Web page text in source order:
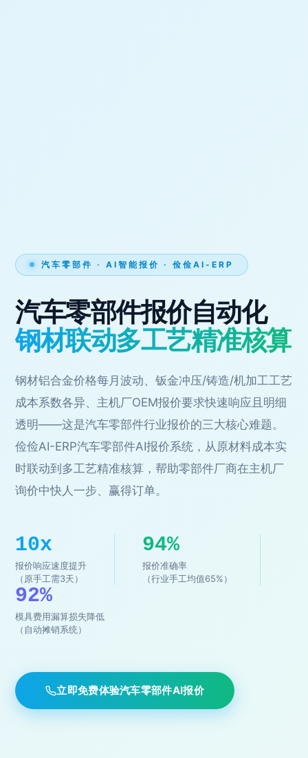
汽车零部件 · AI智能报价 · 俭俭AI-ERP
汽车零部件报价自动化
钢材联动多工艺精准核算
钢材铝合金价格每月波动、钣金冲压/铸造/机加工工艺
成本系数各异、主机厂OEM报价要求快速响应且明细
透明——这是汽车零部件行业报价的三大核心难题。
俭俭AI-ERP汽车零部件AI报价系统，从原材料成本实
时联动到多工艺精准核算，帮助零部件厂商在主机厂
询价中快人一步、赢得订单。
10x
报价响应速度提升
（原手工需3天）
94%
报价准确率
（行业手工均值65%）
92%
模具费用漏算损失降低
（自动摊销系统）
立即免费体验汽车零部件AI报价